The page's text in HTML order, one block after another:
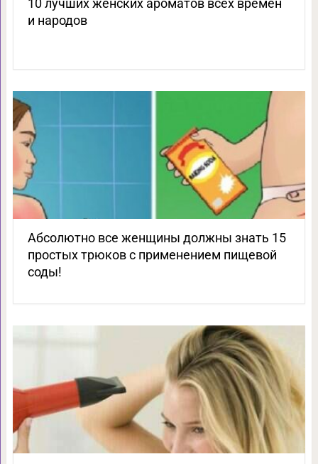
10 лучших женских ароматов всех времен
и народов
Абсолютно все женщины должны знать 15
простых трюков с применением пищевой
соды!